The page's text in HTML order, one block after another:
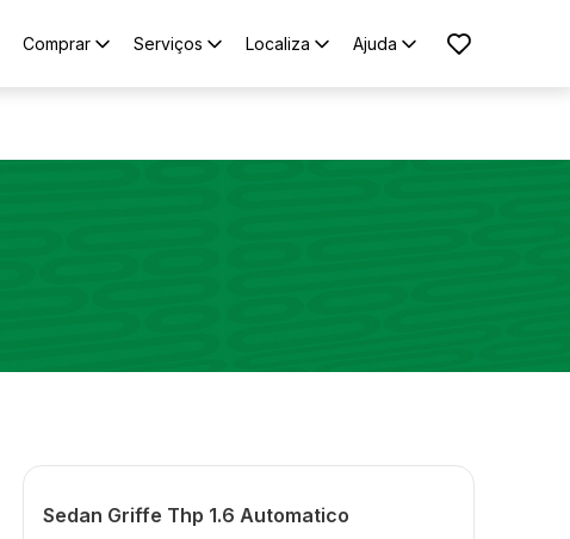
Comprar Serviços Localiza Ajuda
Sedan Griffe Thp 1.6 Automatico